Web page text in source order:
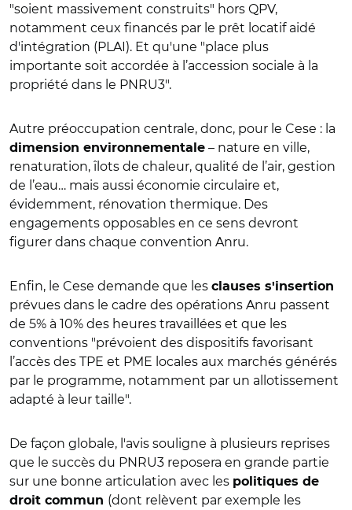
"soient massivement construits" hors QPV,
notamment ceux financés par le prêt locatif aidé
d'intégration (PLAI). Et qu'une "place plus
importante soit accordée à l’accession sociale à la
propriété dans le PNRU3".
Autre préoccupation centrale, donc, pour le Cese : la
dimension environnementale – nature en ville,
renaturation, îlots de chaleur, qualité de l’air, gestion
de l’eau… mais aussi économie circulaire et,
évidemment, rénovation thermique. Des
engagements opposables en ce sens devront
figurer dans chaque convention Anru.
Enfin, le Cese demande que les clauses s'insertion
prévues dans le cadre des opérations Anru passent
de 5% à 10% des heures travaillées et que les
conventions "prévoient des dispositifs favorisant
l’accès des TPE et PME locales aux marchés générés
par le programme, notamment par un allotissement
adapté à leur taille".
De façon globale, l'avis souligne à plusieurs reprises
que le succès du PNRU3 reposera en grande partie
sur une bonne articulation avec les politiques de
droit commun (dont relèvent par exemple les